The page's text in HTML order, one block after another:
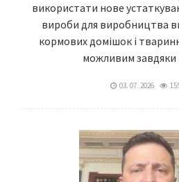
використати нове
вироби для виробництва
кормових домішок і
можливим завдяки
03. 07. 2026